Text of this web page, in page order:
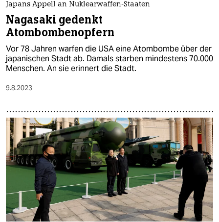
Japans Appell an Nuklearwaffen-Staaten
Nagasaki gedenkt
Atombombenopfern
Vor 78 Jahren warfen die USA eine Atombombe über der
japanischen Stadt ab. Damals starben mindestens 70.000
Menschen. An sie erinnert die Stadt.
9.8.2023